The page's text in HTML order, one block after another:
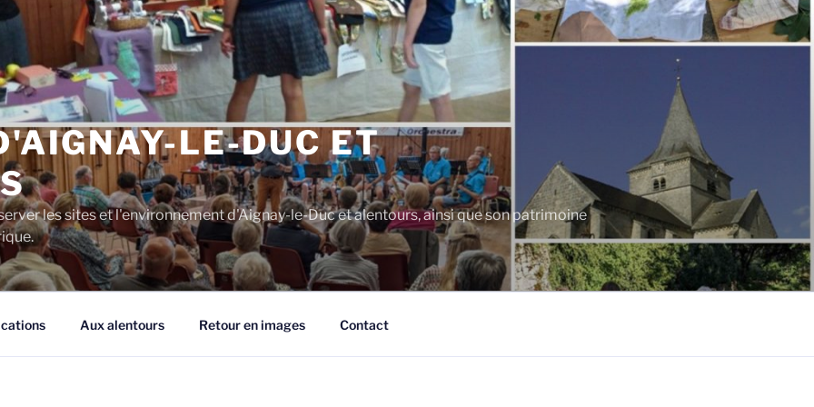
LE-DUC ET
les sites et l'environnement d'Aignay-le-Duc et alentours, ainsi que son patrimoine
Aux alentours Retour en images Contact